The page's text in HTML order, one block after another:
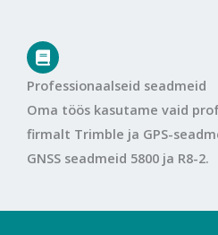
Professionaalseid seadmeid
Oma töös kasutame vaid
firmalt Trimble ja GPS-
GNSS seadmeid 5800 ja R8-2.